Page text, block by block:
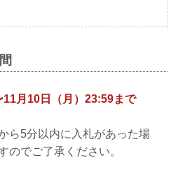
月10日（月）23:59まで
ら5分以内に入札があった場
のでご了承ください。